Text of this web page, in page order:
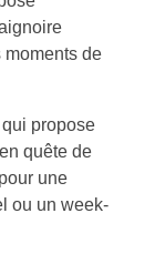
moments de
propose
quête de
une
ou un week-